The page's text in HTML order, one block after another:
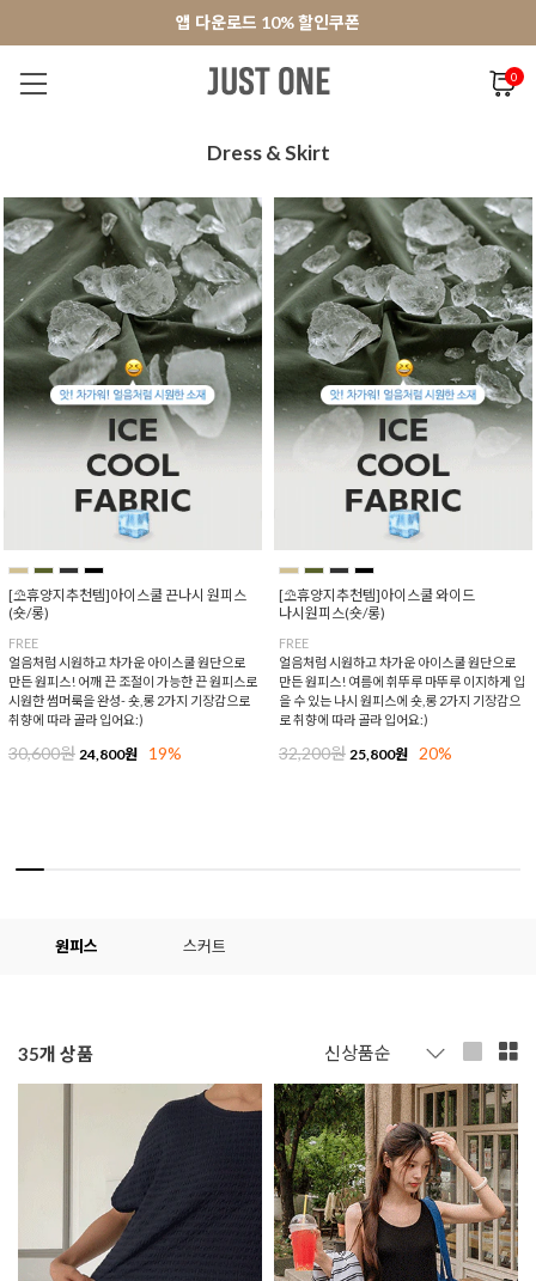
앱 다운로드 10% 할인쿠폰
회원가입 쿠폰 3000원
앱 다운로드 10% 할인쿠폰
회원가입 쿠폰 3000원
0
오늘출발 MADE . J
Dress & Skirt
[⛱️휴양지추천템]아이스쿨 끈나시 원피스
(숏/롱)
FREE
얼음처럼 시원하고 차가운 아이스쿨 원단으로
만든 원피스! 어깨 끈 조절이 가능한 끈 원피스로
시원한 썸머룩을 완성- 숏,롱 2가지 기장감으로
취향에 따라 골라 입어요:)
30,600원 24,800원 19%
[⛱️휴양지추천템]아이스쿨 와이드
나시원피스(숏/롱)
FREE
얼음처럼 시원하고 차가운 아이스쿨 원단으로
만든 원피스! 여름에 휘뚜루 마뚜루 이지하게 입
을 수 있는 나시 원피스에 숏,롱 2가지 기장감으
로 취향에 따라 골라 입어요:)
32,200원 25,800원 20%
원피스 스커트
35개 상품